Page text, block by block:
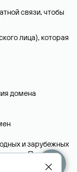
связи, чтобы
лица), которая
домена
и зарубежных
«Помощь».